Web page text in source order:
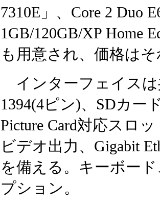
7310E」、Core 2 Duo
1GB/120GB/XP Home
も用意され、価格はそ
インターフェイスは
1394(4ピン)、SDカー
Picture Card対応スロ
ビデオ出力、Gigabit
を備える。キーボー
プション。